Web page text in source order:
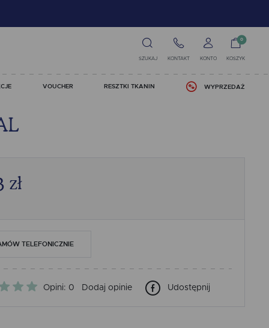
SZUKAJ KONTAKT KONTO
0
KOSZYK
VOUCHER RESZTKI TKANIN WYPRZEDAŻ
zł
TELEFONICZNIE
Opini: 0 Dodaj opinie Udostępnij